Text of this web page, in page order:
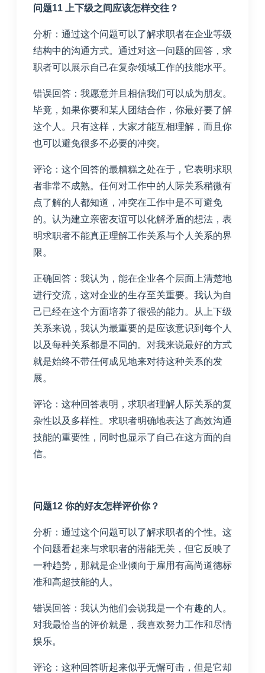
问题11 上下级之间应该怎样交往？
分析：通过这个问题可以了解求职者在企业等级
结构中的沟通方式。通过对这一问题的回答，求
职者可以展示自己在复杂领域工作的技能水平。
错误回答：我愿意并且相信我们可以成为朋友。
毕竟，如果你要和某人团结合作，你最好要了解
这个人。只有这样，大家才能互相理解，而且你
也可以避免很多不必要的冲突。
评论：这个回答的最糟糕之处在于，它表明求职
者非常不成熟。任何对工作中的人际关系稍微有
点了解的人都知道，冲突在工作中是不可避免
的。认为建立亲密友谊可以化解矛盾的想法，表
明求职者不能真正理解工作关系与个人关系的界
限。
正确回答：我认为，能在企业各个层面上清楚地
进行交流，这对企业的生存至关重要。我认为自
己已经在这个方面培养了很强的能力。从上下级
关系来说，我认为最重要的是应该意识到每个人
以及每种关系都是不同的。对我来说最好的方式
就是始终不带任何成见地来对待这种关系的发
展。
评论：这种回答表明，求职者理解人际关系的复
杂性以及多样性。求职者明确地表达了高效沟通
技能的重要性，同时也显示了自己在这方面的自
信。
问题12 你的好友怎样评价你？
分析：通过这个问题可以了解求职者的个性。这
个问题看起来与求职者的潜能无关，但它反映了
一种趋势，那就是企业倾向于雇用有高尚道德标
准和高超技能的人。
错误回答：我认为他们会说我是一个有趣的人。
对我最恰当的评价就是，我喜欢努力工作和尽情
娱乐。
评论：这种回答听起来似乎无懈可击，但是它却